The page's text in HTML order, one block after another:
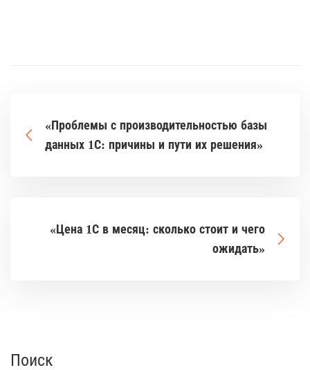
«Проблемы с производительностью базы
данных 1С: причины и пути их решения»
«Цена 1С в месяц: сколько стоит и чего
ожидать»
Поиск